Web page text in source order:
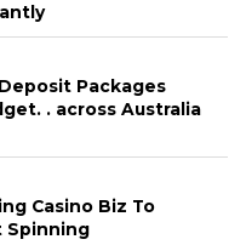
Packages
. across Australia
Casino Biz To
Spinning